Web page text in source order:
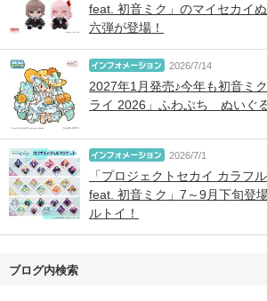
feat. 初音ミク」のマイセカイ
六弾が登場！
2026/7/14
2027年1月発売♪今年も初音ミ
ライ 2026」ふわぷち ぬいぐ
2026/7/1
「プロジェクトセカイ カラフ
feat. 初音ミク」7～9月下旬登
ルトイ！
ブログ内検索